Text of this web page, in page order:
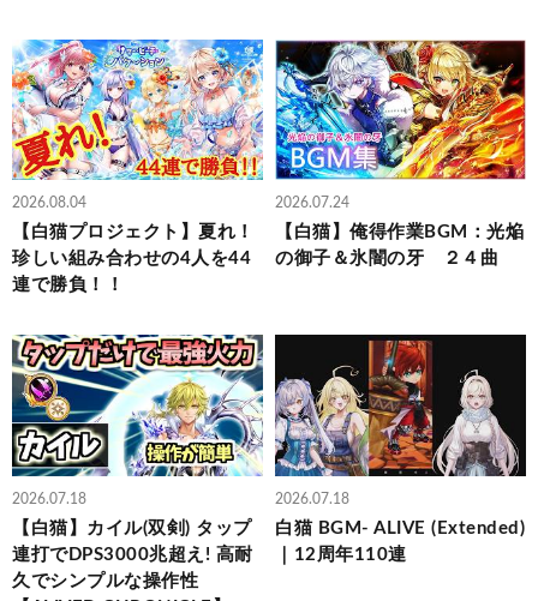
2026.08.04
【白猫プロジェクト】夏れ！
珍しい組み合わせの4人を44
連で勝負！！
2026.07.24
【白猫】俺得作業BGM：光焔
の御子＆氷闇の牙 ２４曲
2026.07.18
【白猫】カイル(双剣) タップ
連打でDPS3000兆超え! 高耐
久でシンプルな操作性
2026.07.18
白猫 BGM- ALIVE (Extended)
｜12周年110連